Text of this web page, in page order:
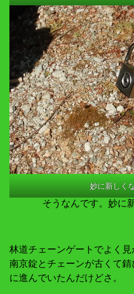
妙に新しく
そうなんです。妙に
林道チェーンゲートでよく
南京錠とチェーンが古くて
に進んでいたんだけどさ。